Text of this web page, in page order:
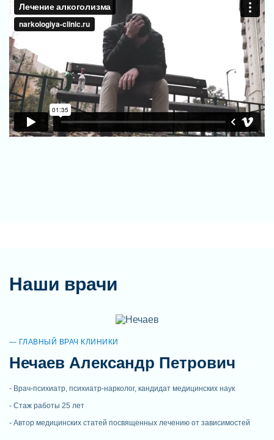
Наши врачи
ГЛАВНЫЙ ВРАЧ КЛИНИКИ
Нечаев Александр Петрович
Врач-психиатр, психиатр-нарколог, кандидат медицинских наук
Стаж работы 25 лет
Автор медицинских статей посвященных лечению от зависимостей